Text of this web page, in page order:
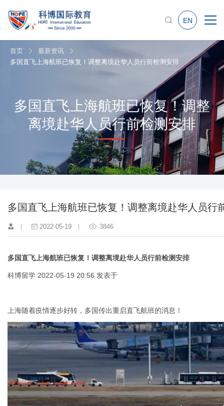
EN
首页
最新资讯
多国直飞上海航班已恢复！调整离境赴华人员行前检测安排
多国直飞上海航班已恢复！调整
离境赴华人员行前检测安排
多国直飞上海航班已恢复！调整离境赴华人员行
2022-05-19 3846
多国直飞上海航班已恢复！调整离境赴华人员行前检测安排
科博留学 2022-05-19 20:56 发表于
上海随着疫情逐步好转，多国传出重启直飞航班的消息！